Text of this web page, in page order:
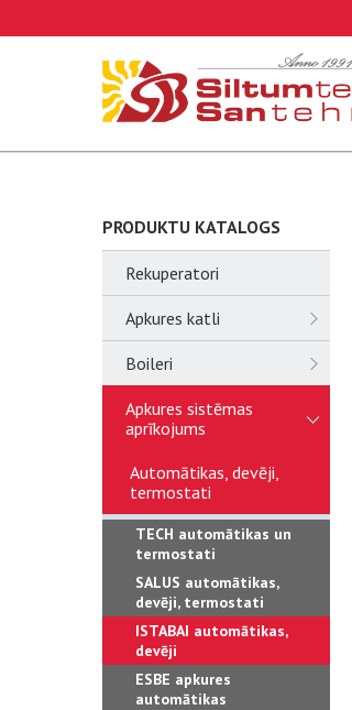
PRODUKTU KATALOGS
Rekuperatori
Apkures katli
Boileri
Apkures sistēmas
aprīkojums
Automātikas, devēji,
termostati
TECH automātikas un
termostati
SALUS automātikas,
devēji, termostati
ISTABAI automātikas,
devēji
ESBE apkures
automātikas